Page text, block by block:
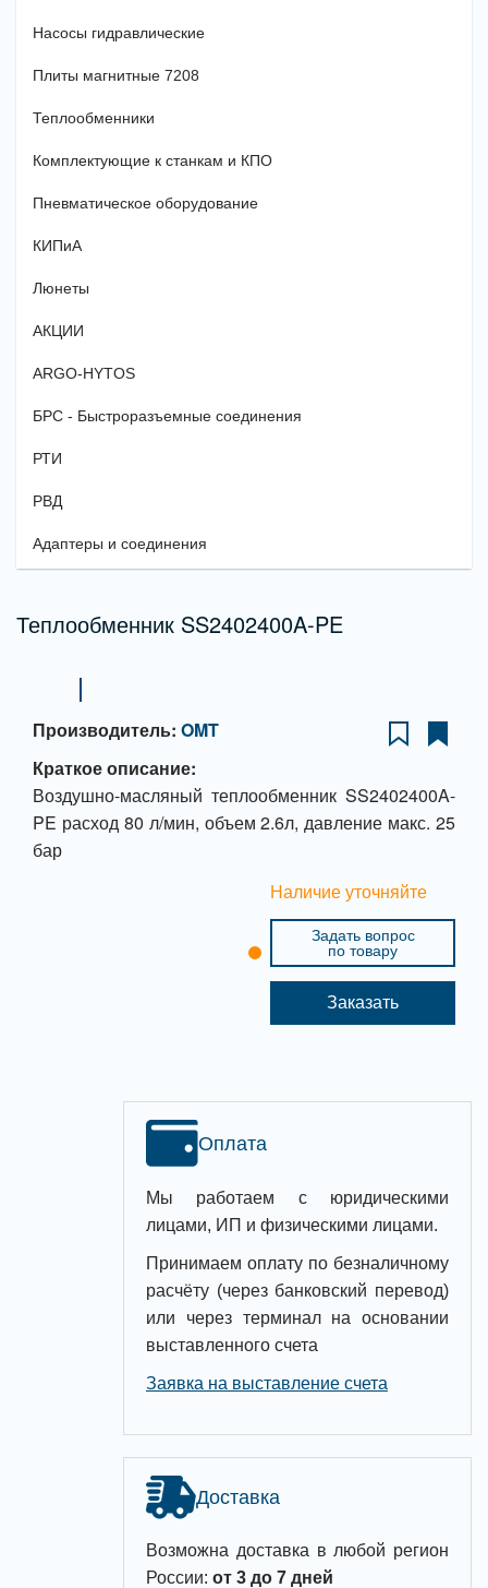
Насосы гидравлические
Плиты магнитные 7208
Теплообменники
Комплектующие к станкам и КПО
Пневматическое оборудование
КИПиА
Люнеты
АКЦИИ
ARGO-HYTOS
БРС - Быстроразъемные соединения
РТИ
РВД
Адаптеры и соединения
Теплообменник SS2402400A-PE
Производитель: OMT
Краткое описание:
Воздушно-масляный теплообменник SS2402400A-
PE расход 80 л/мин, объем 2.6л, давление макс. 25
бар
Наличие уточняйте
Задать вопрос
по товару
Заказать
Оплата
Мы работаем с юридическими
лицами, ИП и физическими лицами.
Принимаем оплату по безналичному
расчёту (через банковский перевод)
или через терминал на основании
выставленного счета
Заявка на выставление счета
Доставка
Возможна доставка в любой регион
России: от 3 до 7 дней